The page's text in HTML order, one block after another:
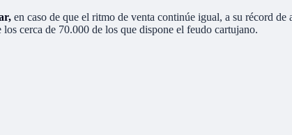
en caso de que el ritmo de venta continúe igual, a su récord
cerca de 70.000 de los que dispone el feudo cartujano.